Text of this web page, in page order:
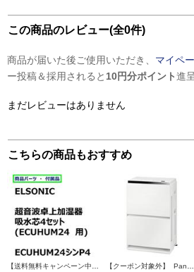
この商品のレビュー(全0件)
商品が届いた後ご使用いただき、 マイペ
ー投稿＆採用されると 10円分ポイント進
まだレビューはありません
こちらの商品もおすすめ